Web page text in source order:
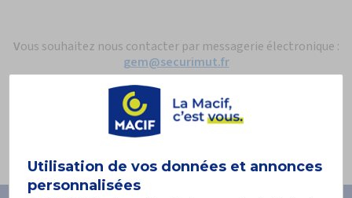
Vous souhaitez nous contacter par messagerie électronique :
gem@securimut.fr
Vous souhaitez nous écrire :
222 cours LAFAYETTE - CS 33453
69441 LYON CEDEX 03
Paramétrage des cookies
Utilisation de vos données et annonces
personnalisées